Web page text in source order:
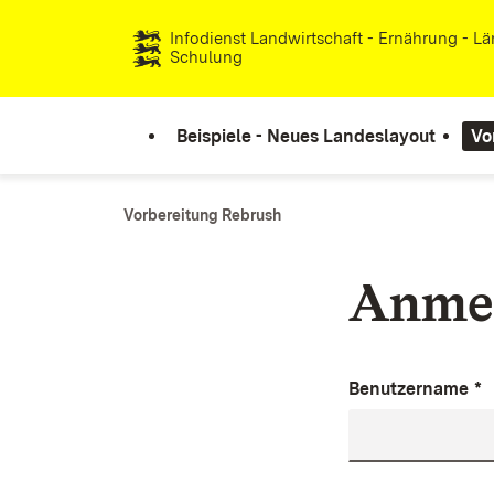
Zum Inhalt springenInfodienst Landwirtschaft - Ernährung -
Schulung
Beispiele - Neues Landeslayout
Vorbereitung Rebrush
Benutzername *